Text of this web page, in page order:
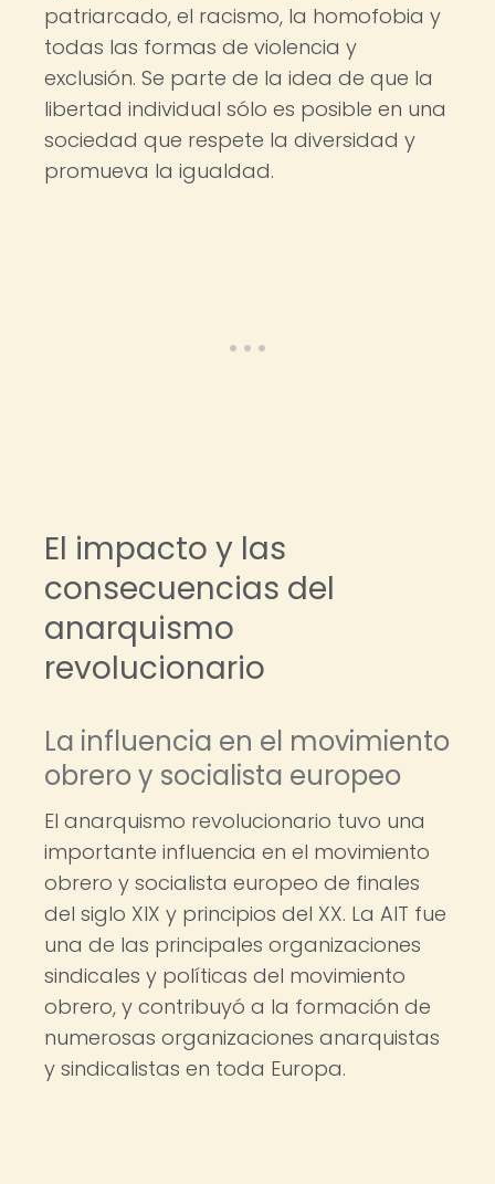
patriarcado, el racismo, la homofobia y
todas las formas de violencia y
exclusión. Se parte de la idea de que la
libertad individual sólo es posible en una
sociedad que respete la diversidad y
promueva la igualdad.
El impacto y las
consecuencias del
anarquismo
revolucionario
La influencia en el movimiento
obrero y socialista europeo
El anarquismo revolucionario tuvo una
importante influencia en el movimiento
obrero y socialista europeo de finales
del siglo XIX y principios del XX. La AIT fue
una de las principales organizaciones
sindicales y políticas del movimiento
obrero, y contribuyó a la formación de
numerosas organizaciones anarquistas
y sindicalistas en toda Europa.